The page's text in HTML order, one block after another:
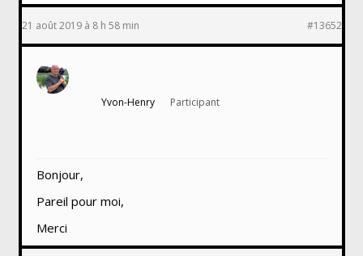
21 août 2019 à 8 h 58 min #13652
Yvon-Henry Participant
Bonjour,
Pareil pour moi,
Merci